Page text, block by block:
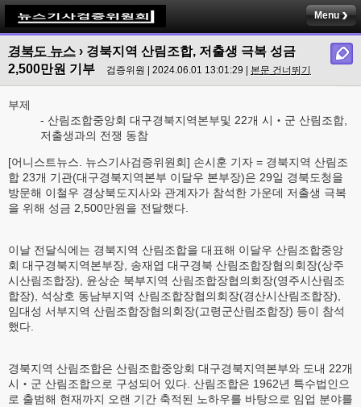
Menu
경북도 뉴스 › 경북지역 산림조합, 저출생 극복 성금
2,500만원 기부
검증위원 | 2024.06.01 13:01:29 | 본문 건너뛰기
부제
- 산림조합중앙회 대구경북지역본부및 22개 시‧군 산림조합,
저출생과의 전쟁 동참
[어니스트뉴스. 뉴스기사검증위원회] 손시훈 기자 = 경북지역 산림조
합 23개 기관(대구경북지역본부 이달우 본부장)은 29일 경북도청을
방문해 이철우 경상북도지사와 관계자가 참석한 가운데 저출생 극복
을 위해 성금 2,500만원을 전달했다.
이날 전달식에는 경북지역 산림조합을 대표해 이달우 산림조합중앙
회 대구경북지역본부장, 송재엽 대구경북 산림조합장협의회장(상주
시산림조합장), 윤상순 북부지역 산림조합장협의회장(영주시산림조
합장), 석상호 동남부지역 산림조합장협의회장(경산시산림조합장),
임대성 서부지역 산림조합장협의회장(고령군산림조합장) 등이 참석
했다.
경북지역 산림조합은 산림조합중앙회 대구경북지역본부와 도내 22개
시‧군 산림조합으로 구성되어 있다. 산림조합은 1962년 특수법인으
로 출범해 현재까지 오랜 기간 축적된 노하우를 바탕으로 임업 분야를